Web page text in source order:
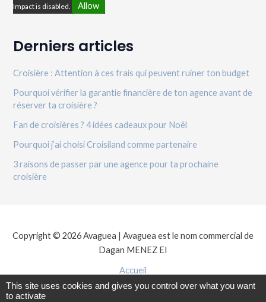
Impact is disabled. Allow
Derniers articles
Croisière : Attention à ces frais qui peuvent ruiner ton budget
Pourquoi vérifier la garantie financière de ton agence avant de
réserver ta croisière ?
Fan de croisières ? 4 idées cadeaux pour Noël
Pourquoi j’ai choisi Croisiland comme partenaire
3 raisons de passer par une agence pour ta prochaine
croisière
Copyright © 2026 Avaguea | Avaguea est le nom commercial de
Dagan MENEZ EI
Accueil
Politique de confidentialité
This site uses cookies and gives you control over what you want
to activate